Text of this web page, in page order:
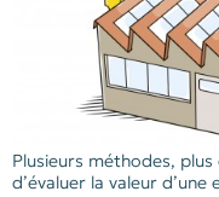
Plusieurs méthodes,
d’évaluer la valeur d’une